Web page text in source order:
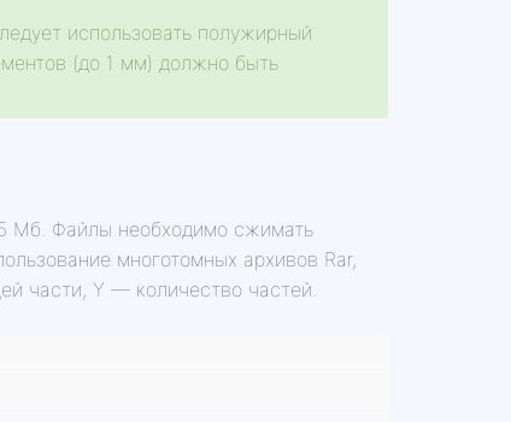
использовать полужирный
(до 1 мм) должно быть
Мб. Файлы необходимо сжимать
многотомных архивов Rar,
части, Y — количество частей.